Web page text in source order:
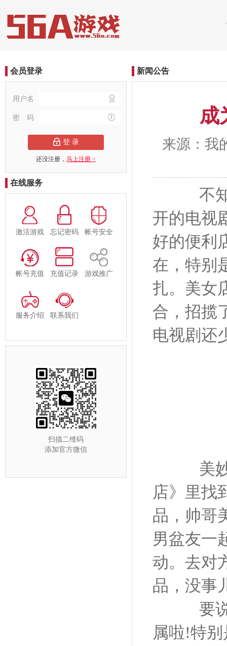
会员登录
用户名
密 码
登 录
还没注册， 马上注册 >
在线服务
激活游戏 忘记密码 帐号安全
帐号充值 充值记录 游戏推广
服务介绍 联系我们
扫描二维码
添加官方微信
新闻公告
成
来源：我
不知
开的电视
好的便利
在，特别
扎。美女
合，招揽
电视剧还
美妙
店》里找
品，帅哥
男盆友一
动。去对
品，没事
要说
属啦!特